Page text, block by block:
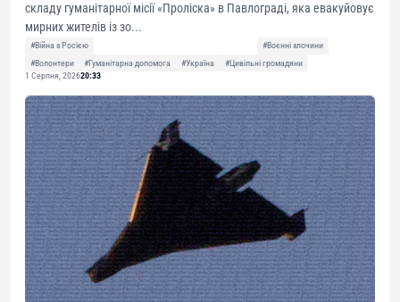
складу гуманітарної місії «Проліска» в Павлограді, яка евакуйовує
мирних жителів із зо...
#Війна з Росією
#Воєнні злочини
#Волонтери
#Гуманітарна допомога #Україна
#Цивільні громадяни
1 Серпня, 202620:33